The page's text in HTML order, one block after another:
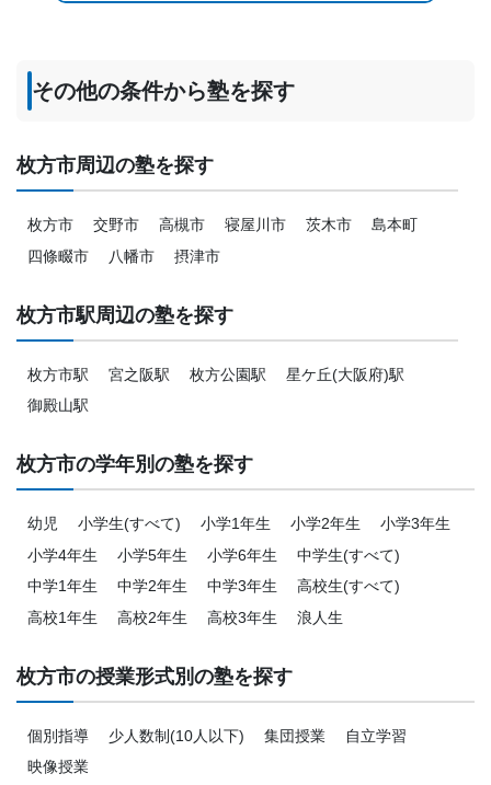
その他の条件から塾を探す
枚方市周辺の塾を探す
枚方市 交野市 高槻市 寝屋川市 茨木市
島本町
四條畷市
八幡市 摂津市
枚方市駅周辺の塾を探す
枚方市駅 宮之阪駅 枚方公園駅
星ケ丘(大阪府)駅
御殿山駅
枚方市の学年別の塾を探す
幼児 小学生(すべて) 小学1年生 小学2年生
小学3年生
小学4年生
小学5年生 小学6年生
中学生(すべて)
中学1年生
中学2年生 中学3年生
高校生(すべて)
高校1年生
高校2年生 高校3年生 浪人生
枚方市の授業形式別の塾を探す
個別指導 少人数制(10人以下) 集団授業
自立学習
映像授業